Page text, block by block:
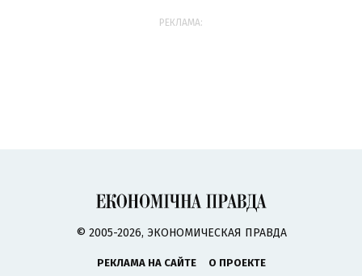
РЕКЛАМА:
© 2005-2026, ЭКОНОМИЧЕСКАЯ ПРАВДА
РЕКЛАМА НА САЙТЕ
О ПРОЕКТЕ